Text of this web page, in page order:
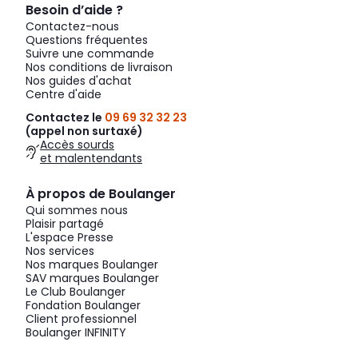
Besoin d’aide ?
Contactez-nous
Questions fréquentes
Suivre une commande
Nos conditions de livraison
Nos guides d'achat
Centre d'aide
Contactez le 09 69 32 32 23
(appel non surtaxé)
Accès sourds
et malentendants
À propos de Boulanger
Qui sommes nous
Plaisir partagé
L'espace Presse
Nos services
Nos marques Boulanger
SAV marques Boulanger
Le Club Boulanger
Fondation Boulanger
Client professionnel
Boulanger INFINITY